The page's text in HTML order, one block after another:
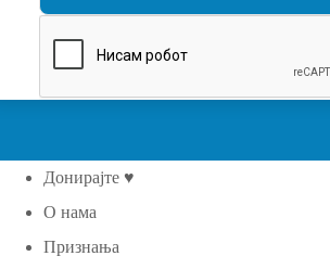
Донирајте ♥
О нама
Признања